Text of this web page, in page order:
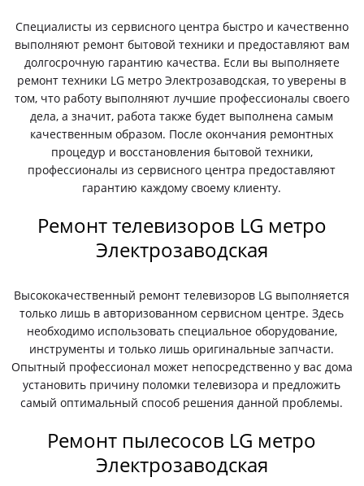
Специалисты из сервисного центра быстро и качественно
выполняют ремонт бытовой техники и предоставляют вам
долгосрочную гарантию качества. Если вы выполняете
ремонт техники LG метро Электрозаводская, то уверены в
том, что работу выполняют лучшие профессионалы своего
дела, а значит, работа также будет выполнена самым
качественным образом. После окончания ремонтных
процедур и восстановления бытовой техники,
профессионалы из сервисного центра предоставляют
гарантию каждому своему клиенту.
Ремонт телевизоров LG метро
Электрозаводская
Высококачественный ремонт телевизоров LG выполняется
только лишь в авторизованном сервисном центре. Здесь
необходимо использовать специальное оборудование,
инструменты и только лишь оригинальные запчасти.
Опытный профессионал может непосредственно у вас дома
установить причину поломки телевизора и предложить
самый оптимальный способ решения данной проблемы.
Ремонт пылесосов LG метро
Электрозаводская